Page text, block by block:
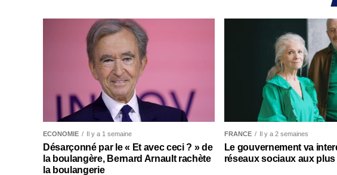
ECONOMIE Il y a 1 semaine
Désarçonné par le « Et avec ceci ? » de
la boulangère, Bernard Arnault rachète
la boulangerie
FRANCE Il y a 2 semaines
Le gouvernement va
réseaux sociaux aux plus